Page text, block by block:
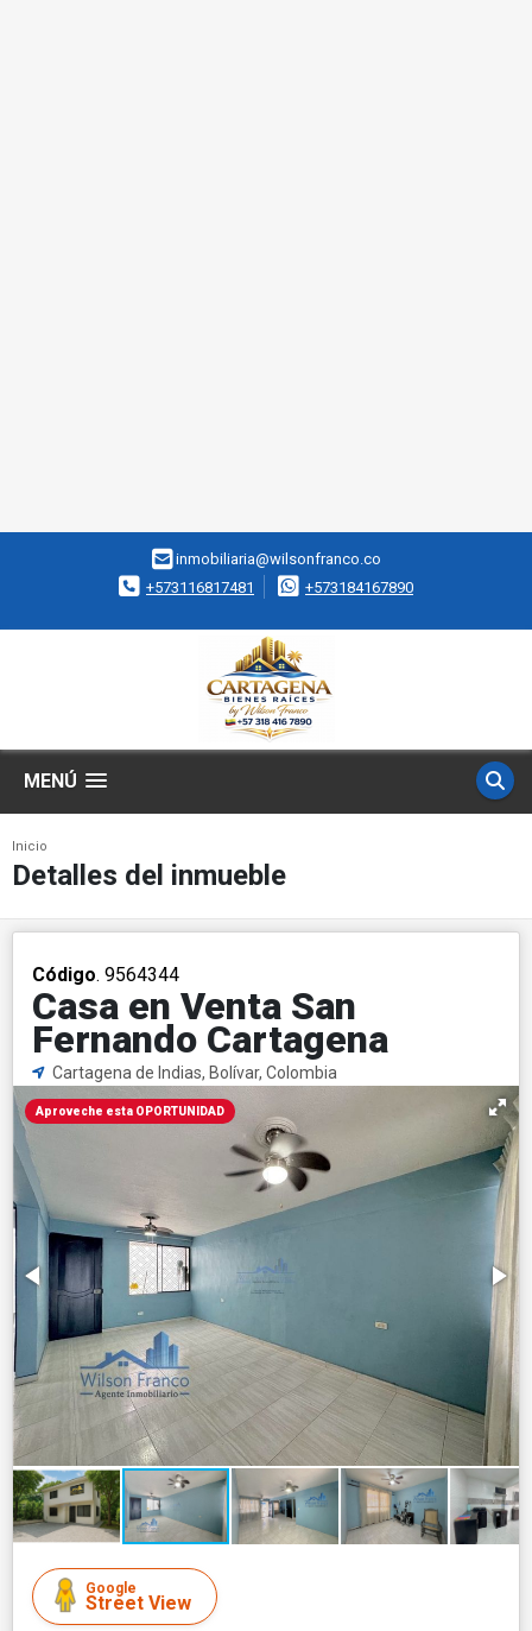
inmobiliaria@wilsonfranco.co
+573116817481
+573184167890
MENÚ
Inicio
Detalles del inmueble
Código. 9564344
Casa en Venta San
Fernando Cartagena
Cartagena de Indias, Bolívar, Colombia
Aproveche esta OPORTUNIDAD
Google
Street View